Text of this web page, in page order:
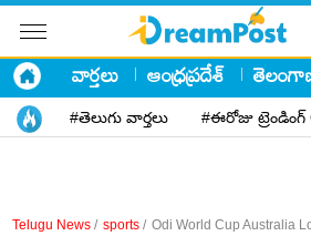
వార్తలు ఆంధ్రప్రదేశ్
#తెలుగు వార్తలు #ఈరోజు
Telugu News / sports / Odi World Cup Australia